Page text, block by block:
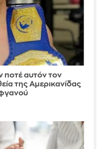
ποτέ αυτόν τον
της Αμερικανίδας